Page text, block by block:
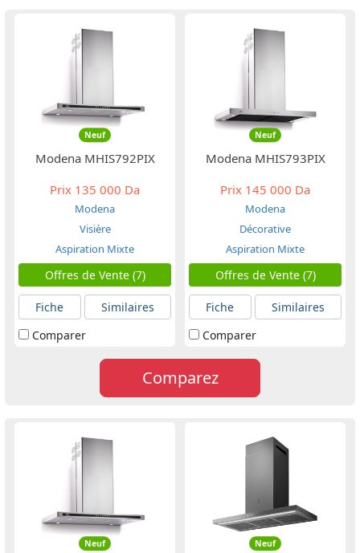
Neuf
Modena MHIS792PIX
Prix 135 000 Da
Modena
Visière
Aspiration Mixte
Offres de Vente (7)
Fiche
Similaires
Comparer
Neuf
Modena MHIS793PIX
Prix 145 000 Da
Modena
Décorative
Aspiration Mixte
Offres de Vente (7)
Fiche
Similaires
Comparer
Comparez
Neuf Neuf